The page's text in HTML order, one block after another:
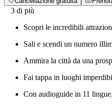
3 di più
Scopri le incredibili
Sali e scendi un numero
Ammira la città da una
Fai tappa in luoghi
Con audioguide in 11